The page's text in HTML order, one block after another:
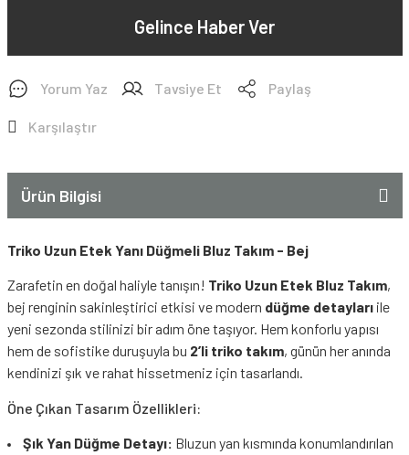
Gelince Haber Ver
Yorum Yaz Tavsiye Et Paylaş
Karşılaştır
Ürün Bilgisi
Triko Uzun Etek Yanı Düğmeli Bluz Takım - Bej
Zarafetin en doğal haliyle tanışın! Triko Uzun Etek Bluz Takım,
bej renginin sakinleştirici etkisi ve modern düğme detaylarıile
yeni sezonda stilinizi bir adım öne taşıyor. Hem konforlu yapısı
hem de sofistike duruşuyla bu 2’li triko takım, günün her anında
kendinizi şık ve rahat hissetmeniz için tasarlandı.
Öne Çıkan Tasarım Özellikleri:
Şık Yan Düğme Detayı: Bluzun yan kısmında konumlandırılan